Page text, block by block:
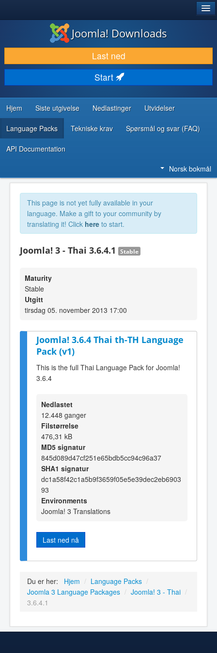
LAST NED & UTVID
OPPDAG & LÆR
SAMFUNN & BRUKERSTØTTE
UTVIKLINGSRESSURSER
Joomla! Downloads
Last ned
Start
Hjem Siste utgivelse Nedlastinger Utvidelser
Language Packs Tekniske krav Spørsmål og svar (FAQ)
API Documentation
Norsk bokmål
This page is not yet fully available in your
language. Make a gift to your community by
translating it! Click here to start.
Joomla! 3 - Thai 3.6.4.1 Stable
Maturity
Stable
Utgitt
tirsdag 05. november 2013 17:00
Joomla! 3.6.4 Thai th-TH Language
Pack (v1)
This is the full Thai Language Pack for Joomla!
3.6.4
Nedlastet
12.448 ganger
Filstørrelse
476,31 kB
MD5 signatur
845d089d47cf251e65bdb5cc94c96a37
SHA1 signatur
dc1a58f42c1a5b9f3659f05e5e39dec2eb6903
93
Environments
Joomla! 3 Translations
Last ned nå
Du er her: Hjem / Language Packs /
Joomla 3 Language Packages / Joomla! 3 - Thai /
3.6.4.1